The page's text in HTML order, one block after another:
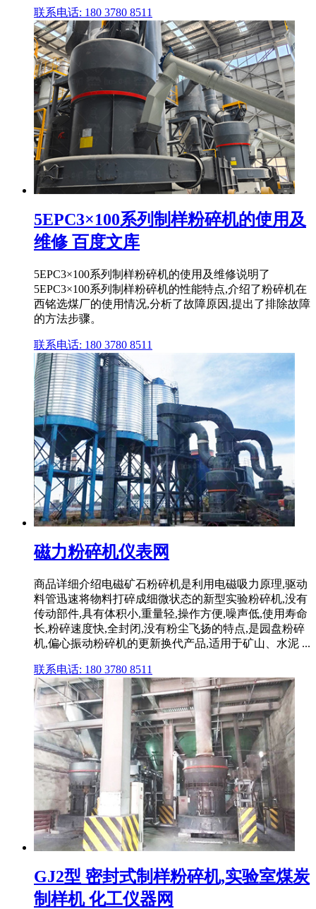
联系电话: 180 3780 8511
5EPC3×100系列制样粉碎机的使用及
维修 百度文库
5EPC3×100系列制样粉碎机的使用及维修说明了
5EPC3×100系列制样粉碎机的性能特点,介绍了粉碎机在
西铭选煤厂的使用情况,分析了故障原因,提出了排除故障
的方法步骤。
联系电话: 180 3780 8511
磁力粉碎机仪表网
商品详细介绍电磁矿石粉碎机是利用电磁吸力原理,驱动
料管迅速将物料打碎成细微状态的新型实验粉碎机,没有
传动部件,具有体积小,重量轻,操作方便,噪声低,使用寿命
长,粉碎速度快,全封闭,没有粉尘飞扬的特点,是园盘粉碎
机,偏心振动粉碎机的更新换代产品,适用于矿山、水泥 ...
联系电话: 180 3780 8511
GJ2型 密封式制样粉碎机,实验室煤炭
制样机 化工仪器网